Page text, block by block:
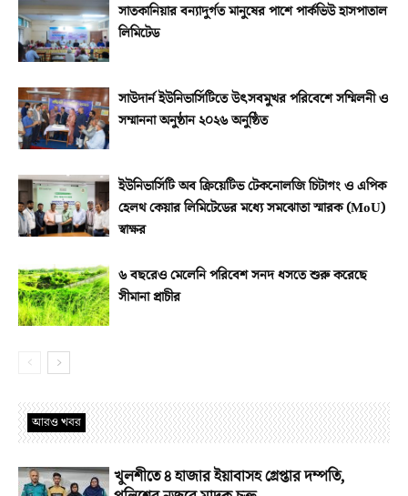
সাতকানিয়ার বন্যাদুর্গত মানুষের পাশে পার্কভিউ হাসপাতাল
লিমিটেড
সাউদার্ন ইউনিভার্সিটিতে উৎসবমুখর পরিবেশে সম্মিলনী ও
সম্মাননা অনুষ্ঠান ২০২৬ অনুষ্ঠিত
ইউনিভার্সিটি অব ক্রিয়েটিভ টেকনোলজি চিটাগং ও এপিক
হেলথ কেয়ার লিমিটেডের মধ্যে সমঝোতা স্মারক (MoU)
স্বাক্ষর
৬ বছরেও মেলেনি পরিবেশ সনদ ধসতে শুরু করেছে
সীমানা প্রাচীর
আরও খবর
খুলশীতে ৪ হাজার ইয়াবাসহ গ্রেপ্তার দম্পতি,